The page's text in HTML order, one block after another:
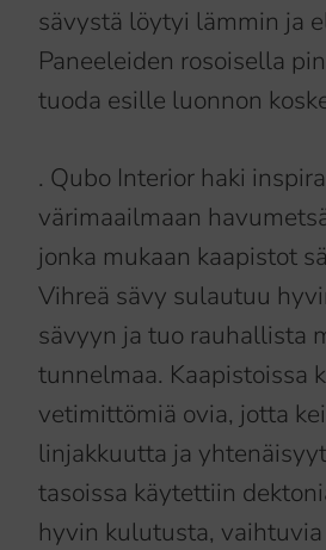
sävystä löytyi lämmin ja
Paneeleiden rosoisella
tuoda esille luonnon
. Qubo Interior haki
värimaailmaan
jonka mukaan kaapistot
Vihreä sävy sulautuu
sävyyn ja tuo rauhallista
tunnelmaa. Kaapistoissa
vetimittömiä ovia, jotta
linjakkuutta ja
tasoissa käytettiin
hyvin kulutusta,